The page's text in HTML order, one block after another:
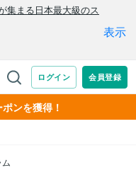
ンを獲得！
ム